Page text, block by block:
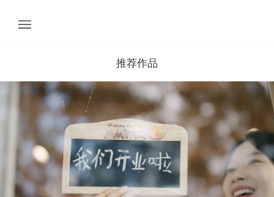
推荐作品